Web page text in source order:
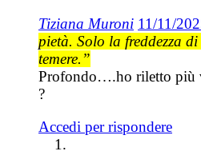
Tiziana Muroni 11/11/
pietà. Solo la freddezza
temere.”
Profondo….ho riletto più
?
Accedi per rispondere